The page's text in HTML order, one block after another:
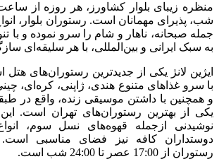
شب، پذیرای مهمانان است. رستوران بلوار،
جمله صبحانه، ناهار و شام را سرو نموده و با
به سبک ایرانی و بین‌المللی، با هر سلیقه‌ای
ایژین لانژ یکی از جدیدترین رستوران‌های هتل
با سرو غذاهای متنوع هندی، ژاپنی، کره‌ای،
و همچنین با داشتن موسیقی زنده، واقع در
یکی از بهترین رستوران‌های تهران است.
نوشیدنی ازجمله قهوه‌های نسل سوم،
دوستداران کافه نیز فضای مناسبی
رستوران از 17:00 عصر تا 24:00 شب است.